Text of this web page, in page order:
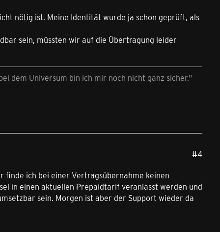
nötig ist. Meine Identität wurde ja schon geprüft, als
sein, müssten wir auf die Übertragung leider
dem Universum bin ich mir noch nicht ganz sicher."
#4
finde ich bei einer Vertragsübernahme keinen
in einen aktuellen Prepaidtarif veranlasst werden und
sein. Morgen ist aber der Support wieder da